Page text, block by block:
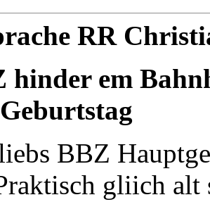
RR
hinder em
BBZ
gliich alt